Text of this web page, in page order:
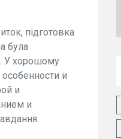
підготовка
була
У хорошому
и
и
и